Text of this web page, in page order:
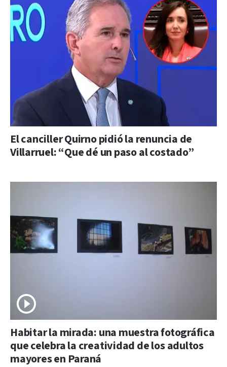
El canciller Quirno pidió la renuncia de
Villarruel: “Que dé un paso al costado”
Habitar la mirada: una muestra fotográfica
que celebra la creatividad de los adultos
mayores en Paraná